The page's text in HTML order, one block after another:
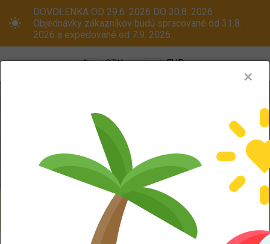
DOVOLENKA OD 29.6. 2026 DO 30.8. 2026
Objednávky zákazníkov budú spracované od 31.8.
2026 a expedované od 7.9. 2026.
CZK EUR
Menu
Oceľové disky ALU kola
✕